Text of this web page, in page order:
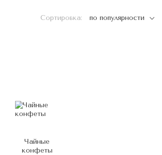
Сортировка: по популярности
Чайные
конфеты